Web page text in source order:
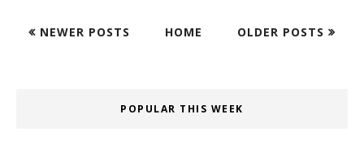
NEWER POSTS OLDER POSTS
HOME
POPULAR THIS WEEK